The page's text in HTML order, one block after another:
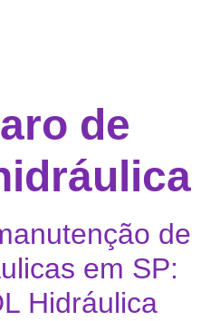
de
de
em SP:
Hidráulica